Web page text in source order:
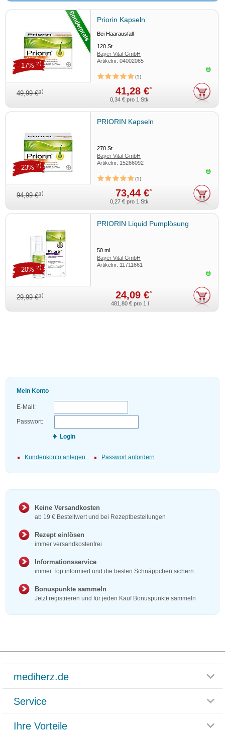
Priorin Kapseln
Bei Haarausfall
120St
Bayer Vital GmbH
Artikelnr.04002065
1
49,99 €4) 41,28 €*
- 17% 2)
0,34 € pro 1 Stk
PRIORIN Kapseln
270St
Bayer Vital GmbH
Artikelnr. 15266092
1
94,99 €4) 73,44 €*
- 23% 2)
0,27 € pro 1 Stk
PRIORIN Liquid Pumplösung
50ml
Bayer Vital GmbH
Artikelnr. 11711661
29,99 €4) 24,09 €*
- 20% 2)
481,80 € pro 1 l
Mein Konto
E-Mail:
Passwort:
Login
Kundenkonto anlegen Passwort anfordern
Keine Versandkosten
ab 19 € Bestellwert und bei Rezeptbestellungen
Rezept einlösen
immer versandkostenfrei
Informationsservice
immer Top informiert und die besten Schnäppchen sichern
Bonuspunkte sammeln
Jetzt registrieren und für jeden Kauf Bonuspunkte sammeln
mediherz.de
Glossar
Häufig gestellte Fragen
Service
Rücksendemöglichkeit
Ihre Vorteile